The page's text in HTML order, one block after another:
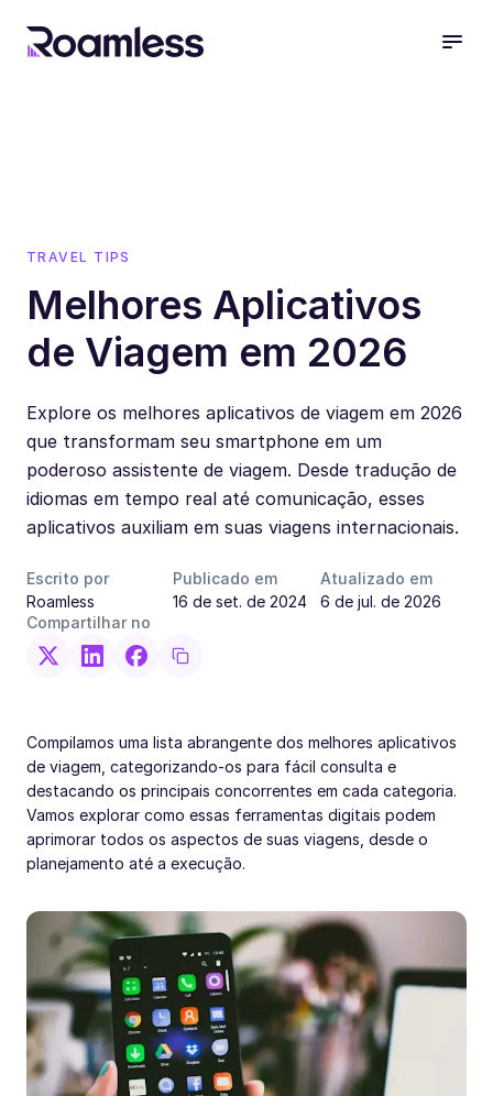
TRAVEL TIPS
Melhores Aplicativos
de Viagem em 2026
Explore os melhores aplicativos de viagem em 2026
que transformam seu smartphone em um
poderoso assistente de viagem. Desde tradução de
idiomas em tempo real até comunicação, esses
aplicativos auxiliam em suas viagens internacionais.
Escrito por
Roamless
Publicado em
16 de set. de 2024
Atualizado em
6 de jul. de 2026
Compartilhar no
Compilamos uma lista abrangente dos melhores aplicativos
de viagem, categorizando-os para fácil consulta e
destacando os principais concorrentes em cada categoria.
Vamos explorar como essas ferramentas digitais podem
aprimorar todos os aspectos de suas viagens, desde o
planejamento até a execução.